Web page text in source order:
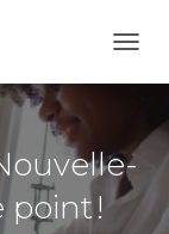
É
I
E
R
point !